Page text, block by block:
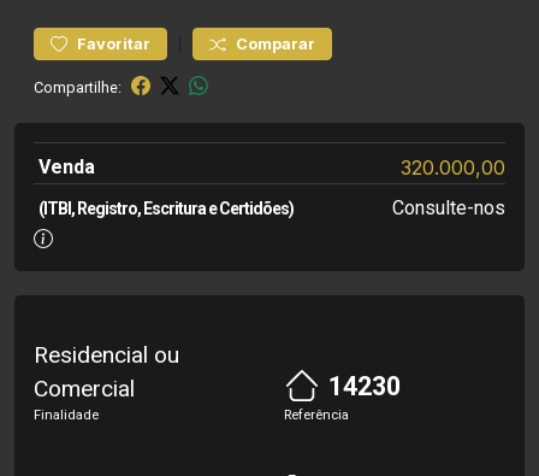
Favoritar Comparar
Compartilhe:
Venda 320.000,00
(ITBI, Registro, Escritura e Certidões) Consulte-nos
Residencial ou
Comercial
Finalidade
14230
Referência